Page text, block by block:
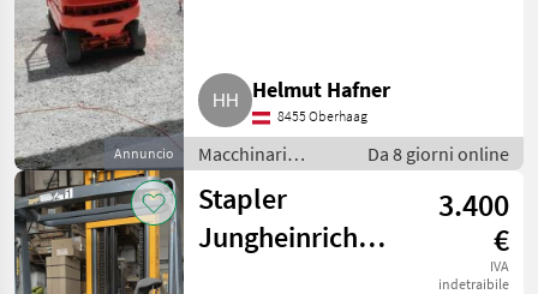
Annuncio
Helmut Hafner
8455 Oberhaag
Macchinari
elevatori e per
magazzino /
Carrelli elevatori
Da 8 giorni online
Stapler
Jungheinrich
3.400
€
IVA
indetraibile